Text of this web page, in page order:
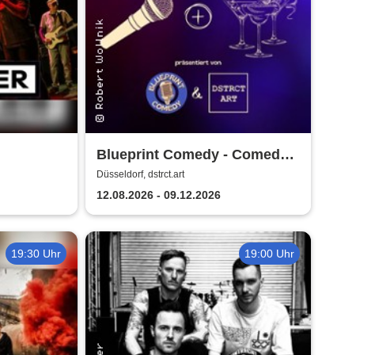
Blueprint Comedy - Comedy
& Cocktails | Düsseldorf
Düsseldorf, dstrct.art
12.08.2026 - 09.12.2026
19:30 Uhr 19:00 Uhr